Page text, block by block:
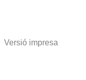
Versió impresa